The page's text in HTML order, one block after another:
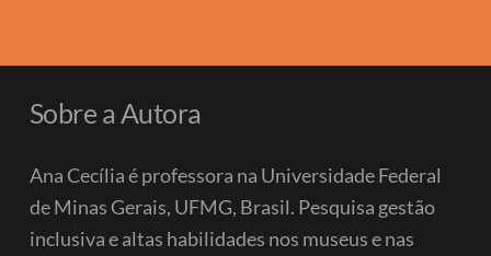
Sobre a Autora
Ana Cecília é professora na Universidade Federal
de Minas Gerais, UFMG, Brasil. Pesquisa gestão
inclusiva e altas habilidades nos museus e nas